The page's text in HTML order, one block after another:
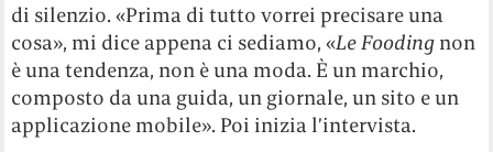
di silenzio. «Prima di tutto vorrei precisare una
cosa», mi dice appena ci sediamo, «Le Fooding non
è una tendenza, non è una moda. È un marchio,
composto da una guida, un giornale, un sito e un
applicazione mobile». Poi inizia l’intervista.